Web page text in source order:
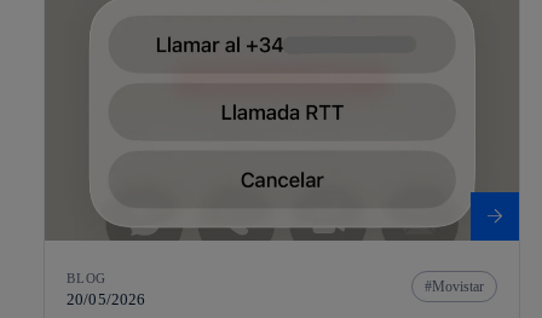
BLOG
20/05/2026
Movistar